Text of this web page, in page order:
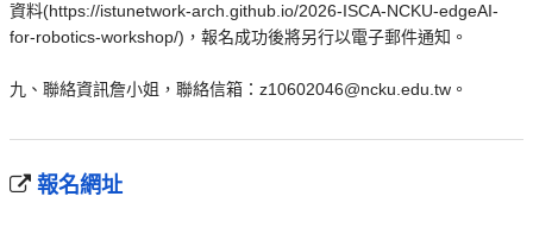
資料(https://istunetwork-arch.github.io/2026-ISCA-NCKU-edgeAI-
for-robotics-workshop/)，報名成功後將另行以電子郵件通知。
九、聯絡資訊詹小姐，聯絡信箱：z10602046@ncku.edu.tw。
報名網址